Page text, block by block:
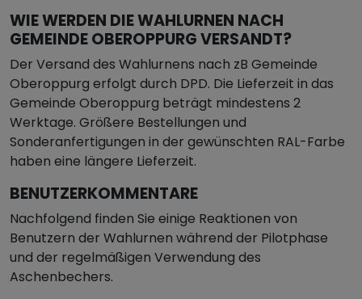
WIE WERDEN DIE WAHLURNEN NACH
GEMEINDE OBEROPPURG VERSANDT?
Der Versand des Wahlurnens nach zB Gemeinde
Oberoppurg erfolgt durch DPD. Die Lieferzeit in das
Gemeinde Oberoppurg beträgt mindestens 2
Werktage. Größere Bestellungen und
Sonderanfertigungen in der gewünschten RAL-Farbe
haben eine längere Lieferzeit.
BENUTZERKOMMENTARE
Nachfolgend finden Sie einige Reaktionen von
Benutzern der Wahlurnen während der Pilotphase
und der regelmäßigen Verwendung des
Aschenbechers.